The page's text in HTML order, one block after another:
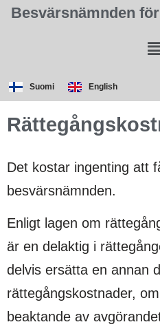
Besvärsnämnden
Suomi English
Det kostar ingenting att
besvärsnämnden.
Enligt lagen om
är en delaktig i
delvis ersätta en annan
rättegångskostnader,
beaktande av